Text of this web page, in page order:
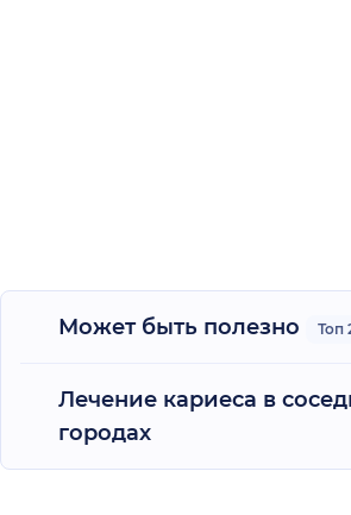
Может быть полезно Топ
Лечение кариеса в
городах